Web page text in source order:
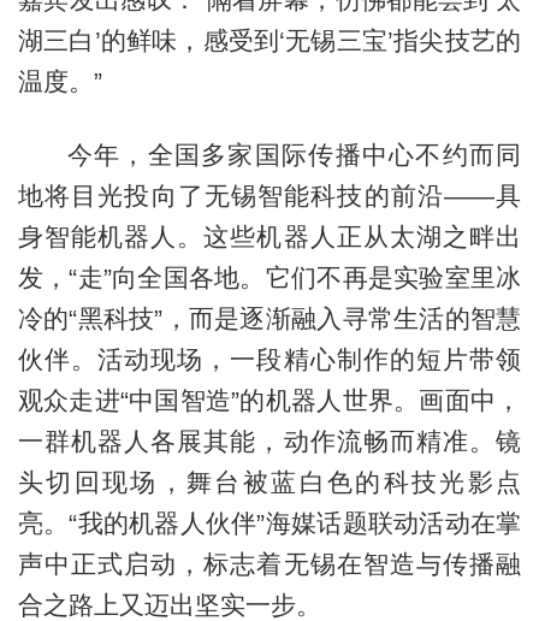
湖三白’的鲜味，感受到‘无锡三宝’指尖技艺的
温度。”
今年，全国多家国际传播中心不约而同
地将目光投向了无锡智能科技的前沿——具
身智能机器人。这些机器人正从太湖之畔出
发，“走”向全国各地。它们不再是实验室里冰
冷的“黑科技”，而是逐渐融入寻常生活的智慧
伙伴。活动现场，一段精心制作的短片带领
观众走进“中国智造”的机器人世界。画面中，
一群机器人各展其能，动作流畅而精准。镜
头切回现场，舞台被蓝白色的科技光影点
亮。“我的机器人伙伴”海媒话题联动活动在掌
声中正式启动，标志着无锡在智造与传播融
合之路上又迈出坚实一步。